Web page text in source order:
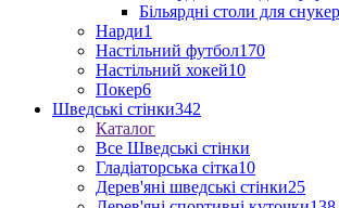
Більярдні столи для
Нарди1
Настільний футбол170
Настільний хокей10
Покер6
Шведські стінки342
Каталог
Все Шведські стінки
Гладіаторська сітка10
Дерев'яні шведські стінки25